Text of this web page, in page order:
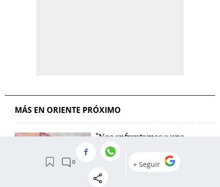
MÁS EN ORIENTE PRÓXIMO
"Nos enfrentamos a una
guerra total": Irán asume el
desgaste del conflicto
mientras se agravan sus
problemas internos